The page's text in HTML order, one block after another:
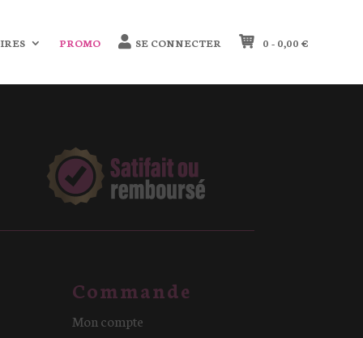
PROMO SE CONNECTER 0 - 0,00 €
Commande
Mon compte